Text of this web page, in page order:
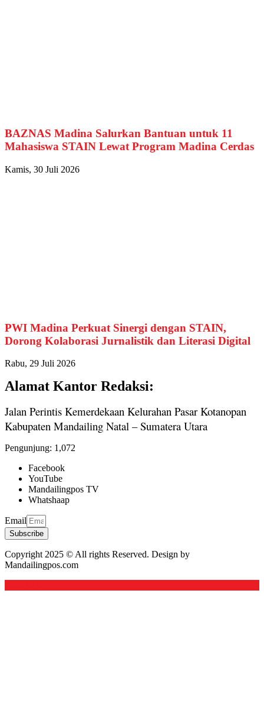
BAZNAS Madina Salurkan Bantuan untuk 11
Mahasiswa STAIN Lewat Program Madina Cerdas
Kamis, 30 Juli 2026
PWI Madina Perkuat Sinergi dengan STAIN,
Dorong Kolaborasi Jurnalistik dan Literasi Digital
Rabu, 29 Juli 2026
Alamat Kantor Redaksi:
Jalan Perintis Kemerdekaan Kelurahan Pasar Kotanopan
Kabupaten Mandailing Natal – Sumatera Utara
Pengunjung: 1,072
Facebook
YouTube
Mandailingpos TV
Whatshaap
Email
Subscribe
Copyright 2025 © All rights Reserved. Design by
Mandailingpos.com